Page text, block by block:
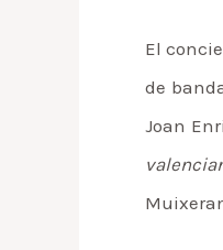
El
de
Joan